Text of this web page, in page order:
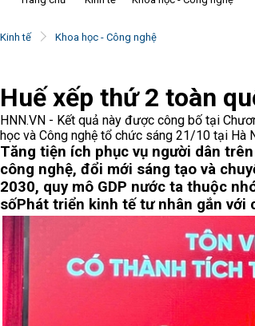
Kinh tế Khoa học - Công nghệ
Huế xếp thứ 2 toàn
HNN.VN - Kết quả này được công bố tại
học và Công nghệ tổ chức sáng 21/10 tại Hà
Tăng tiện ích phục vụ người dân
công nghệ, đổi mới sáng tạo và
2030, quy mô GDP nước ta thuộc
sốPhát triển kinh tế tư nhân gắn với